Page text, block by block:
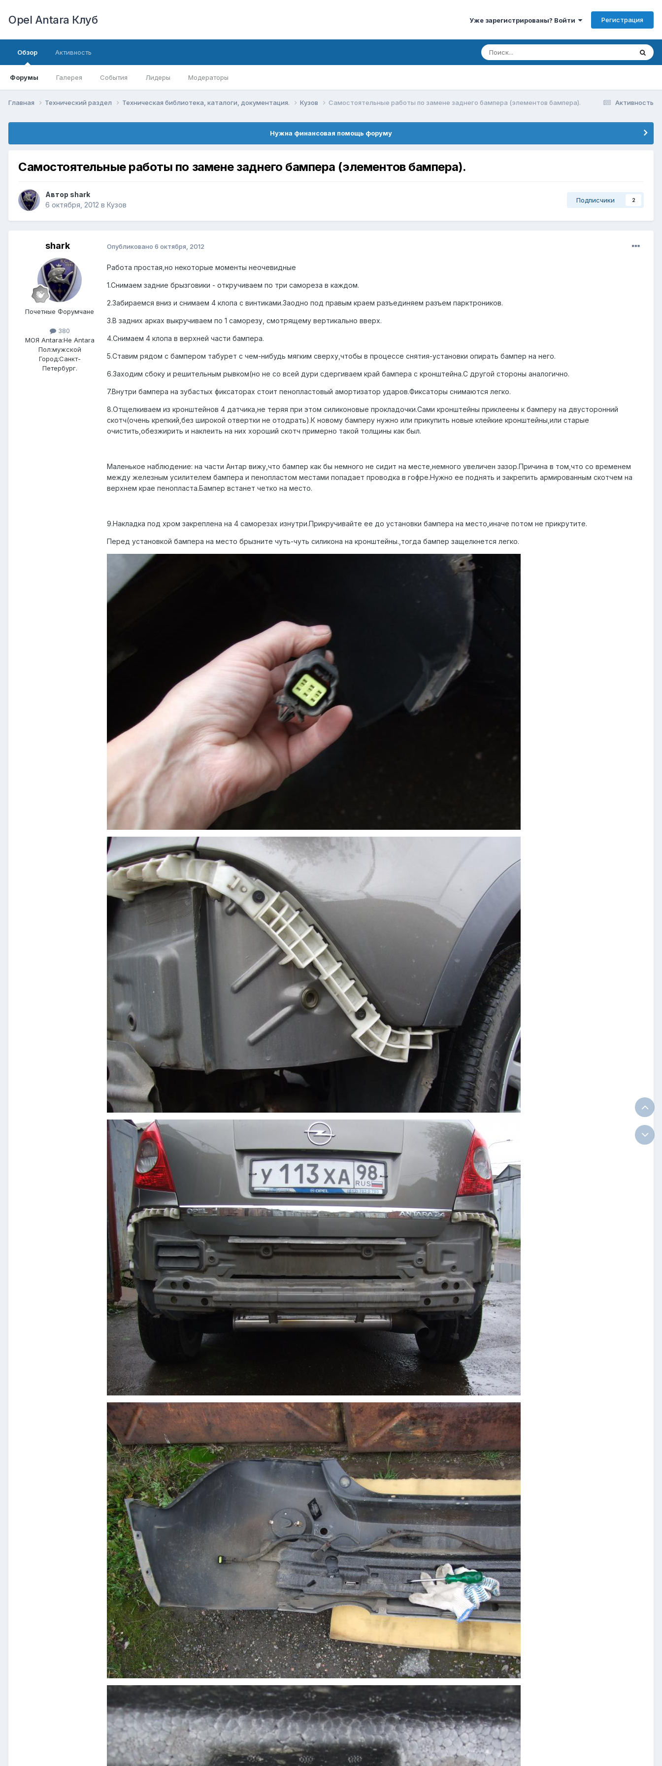
Opel Antara Клуб Уже зарегистрированы? Войти Регистрация
Обзор
Форумы Галерея События Лидеры Модераторы
Активность
Активность
Главная Технический раздел Техническая библиотека, каталоги, документация. Кузов Самостоятельные работы по замене заднего бампера (элементов бампера).
Нужна финансовая помощь форуму
Самостоятельные работы по замене заднего бампера (элементов бампера).
Автор shark
6 октября, 2012 в Кузов
Подписчики 2
shark
Почетные Форумчане
380
МОЯ Antara:Не Antara
Пол:мужской
Город:Санкт-
Петербург.
Опубликовано 6 октября, 2012
Работа простая,но некоторые моменты неочевидные
1.Снимаем задние брызговики - откручиваем по три самореза в каждом.
2.Забираемся вниз и снимаем 4 клопа с винтиками.Заодно под правым краем разъединяем разъем парктроников.
3.В задних арках выкручиваем по 1 саморезу, смотрящему вертикально вверх.
4.Снимаем 4 клопа в верхней части бампера.
5.Ставим рядом с бампером табурет с чем-нибудь мягким сверху,чтобы в процессе снятия-установки опирать бампер на него.
6.Заходим сбоку и решительным рывком(но не со всей дури сдергиваем край бампера с кронштейна.С другой стороны аналогично.
7.Внутри бампера на зубастых фиксаторах стоит пенопластовый амортизатор ударов.Фиксаторы снимаются легко.
8.Отщелкиваем из кронштейнов 4 датчика,не теряя при этом силиконовые прокладочки.Сами кронштейны приклеены к бамперу на двусторонний
скотч(очень крепкий,без широкой отвертки не отодрать).К новому бамперу нужно или прикупить новые клейкие кронштейны,или старые
очистить,обезжирить и наклеить на них хороший скотч примерно такой толщины как был.
Маленькое наблюдение: на части Антар вижу,что бампер как бы немного не сидит на месте,немного увеличен зазор.Причина в том,что со временем
между железным усилителем бампера и пенопластом местами попадает проводка в гофре.Нужно ее поднять и закрепить армированным скотчем на
верхнем крае пенопласта.Бампер встанет четко на место.
9.Накладка под хром закреплена на 4 саморезах изнутри.Прикручивайте ее до установки бампера на место,иначе потом не прикрутите.
Перед установкой бампера на место брызните чуть-чуть силикона на кронштейны.,тогда бампер защелкнется легко.